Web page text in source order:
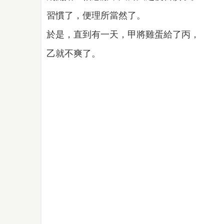
習慣了，便理所當然了。
於是，直到有一天，甲將雞蛋給了丙，
乙就不爽了。